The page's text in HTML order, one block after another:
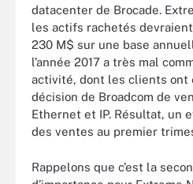
datacenter de Brocade.
les actifs rachetés
230 M$ sur une base
l’année 2017 a très mal
activité, dont les clients ont
décision de Broadcom de
Ethernet et IP. Résultat, un
des ventes au premier
Rappelons que c’est la